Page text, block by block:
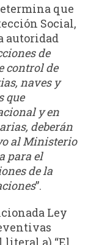
que
Social,
autoridad
de
control de
naves y
que
y en
deberán
al Ministerio
para el
de la
”.
Ley
a) “El